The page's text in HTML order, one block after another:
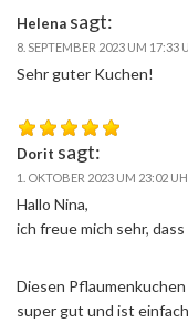
Helena sagt:
8. SEPTEMBER 2023 UM 17:33
Sehr guter Kuchen!
Dorit sagt:
1. OKTOBER 2023 UM 23:02
Hallo Nina,
ich freue mich sehr,
Diesen
super gut und ist